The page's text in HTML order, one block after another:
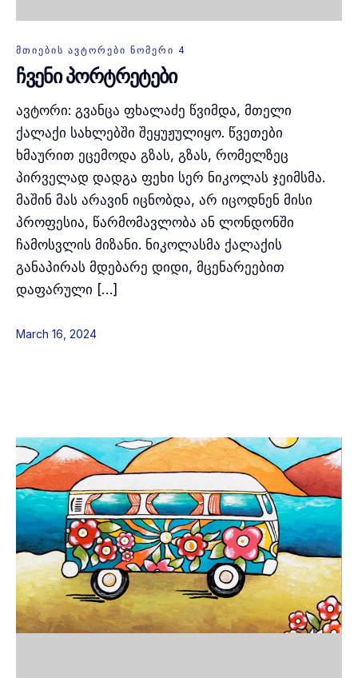
ᲛᲗᲘᲔᲑᲘᲡ ᲐᲕᲢᲝᲠᲔᲑᲘ ᲜᲝᲛᲔᲠᲘ 4
ჩვენი პორტრეტები
ავტორი: გვანცა ფხალაძე წვიმდა, მთელი
ქალაქი სახლებში შეყუჟულიყო. წვეთები
ხმაურით ეცემოდა გზას, გზას, რომელზეც
პირველად დადგა ფეხი სერ ნიკოლას ჯეიმსმა.
მაშინ მას არავინ იცნობდა, არ იცოდნენ მისი
პროფესია, წარმომავლობა ან ლონდონში
ჩამოსვლის მიზანი. ნიკოლასმა ქალაქის
განაპირას მდებარე დიდი, მცენარეებით
დაფარული […]
March 16, 2024